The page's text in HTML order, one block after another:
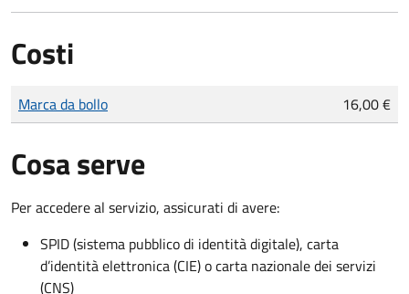
Costi
Tipo di pagamento
Importo
Marca da bollo 16,00 €
Cosa serve
Per accedere al servizio, assicurati di avere:
SPID (sistema pubblico di identità digitale), carta
d’identità elettronica (CIE) o carta nazionale dei servizi
(CNS)